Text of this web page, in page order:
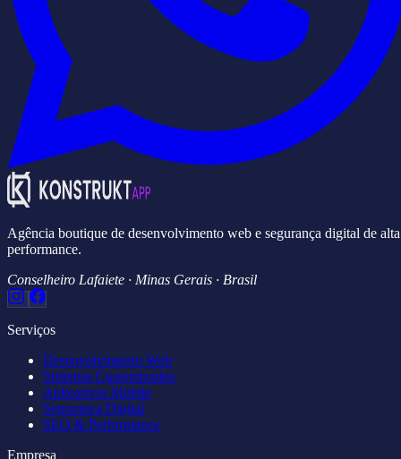
Agência boutique de desenvolvimento web e segurança digital de alta
performance.
Conselheiro Lafaiete · Minas Gerais · Brasil
Serviços
Desenvolvimento Web
Sistemas Customizados
Aplicativos Mobile
Segurança Digital
SEO & Performance
Empresa